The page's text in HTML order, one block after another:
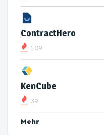
ContractHero
109
KenCube
39
Mehr